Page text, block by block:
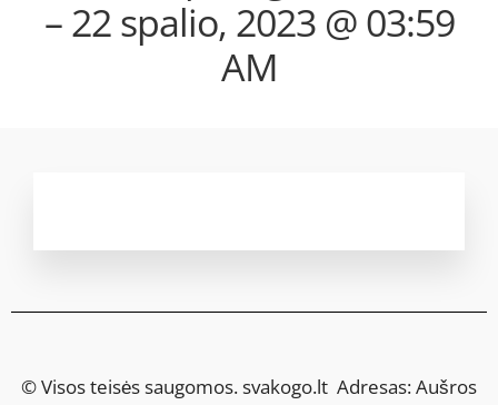
– 22 spalio, 2023 @ 03:59
AM
© Visos teisės saugomos.svakogo.lt Adresas: Aušros